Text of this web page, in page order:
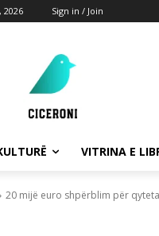
2026 Sign in / Join
VITRINA E
20 mijë euro shpërblim për